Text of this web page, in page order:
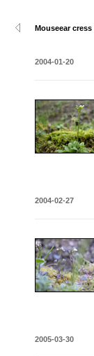
Mouseear cress
2004-01-20
2004-02-27
2005-03-30